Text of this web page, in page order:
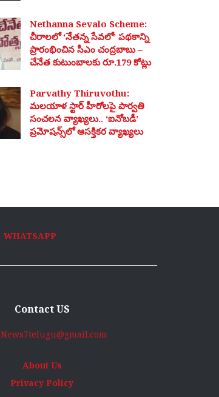
Nethanna Sevalo Scheme:
చీరాలలో ‘నేతన్న సేవలో’ పథకాన్ని
ప్రారంభించిన సీఎం చంద్రబాబు –
చేనేత కుటుంబాలకు రూ.179 కోట్లు
Parvathy Thiruvothu:
మలయాళ స్టార్ హీరోలపై పార్వతి
సంచలన వ్యాఖ్యలు.. ‘ఐనోబడీ’
ప్రమోషన్స్‌లో ఆసక్తికర వ్యాఖ్యలు
WHATSAPP
Contact US
News7telugu@gmail.com
About Us
Privacy Policy